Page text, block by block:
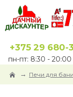
+375 29 680-
пн-пт: 8:30 -
Печи для бани